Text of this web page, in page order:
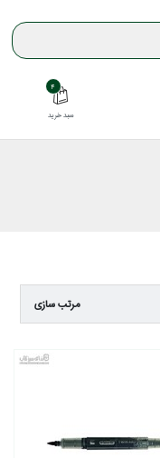
4
سبد خريد
مرتب سازي